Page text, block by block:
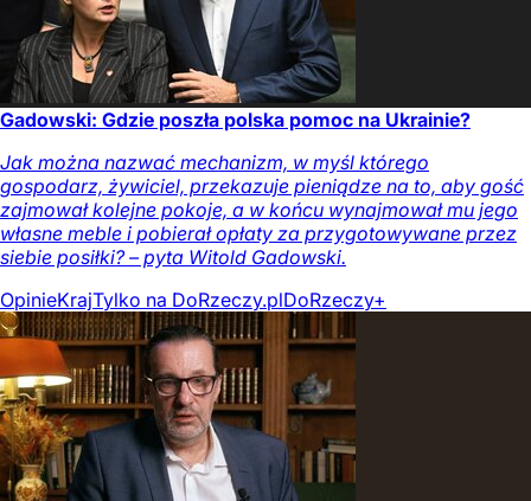
Gadowski: Gdzie poszła polska pomoc na Ukrainie?
Jak można nazwać mechanizm, w myśl którego
gospodarz, żywiciel, przekazuje pieniądze na to, aby gość
zajmował kolejne pokoje, a w końcu wynajmował mu jego
własne meble i pobierał opłaty za przygotowywane przez
siebie posiłki? – pyta Witold Gadowski.
OpinieKrajTylko na DoRzeczy.plDoRzeczy+